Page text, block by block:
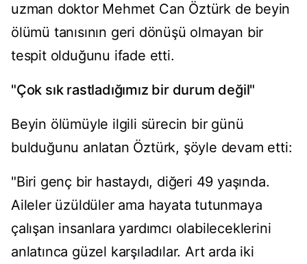
uzman doktor Mehmet Can Öztürk de beyin
ölümü tanısının geri dönüşü olmayan bir
tespit olduğunu ifade etti.
"Çok sık rastladığımız bir durum değil"
Beyin ölümüyle ilgili sürecin bir günü
bulduğunu anlatan Öztürk, şöyle devam etti:
"Biri genç bir hastaydı, diğeri 49 yaşında.
Aileler üzüldüler ama hayata tutunmaya
çalışan insanlara yardımcı olabileceklerini
anlatınca güzel karşıladılar. Art arda iki